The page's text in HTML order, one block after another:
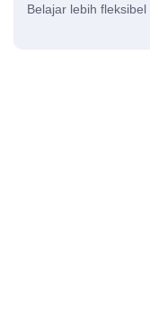
Belajar lebih